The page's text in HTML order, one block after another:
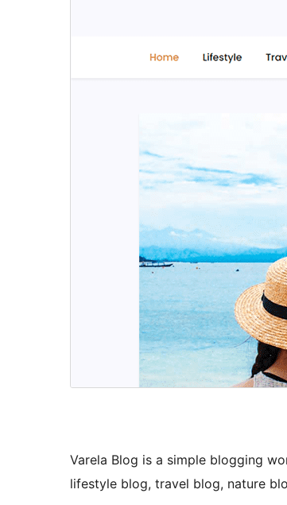
Varela Blog is a simple blogging
lifestyle blog, travel blog, nature